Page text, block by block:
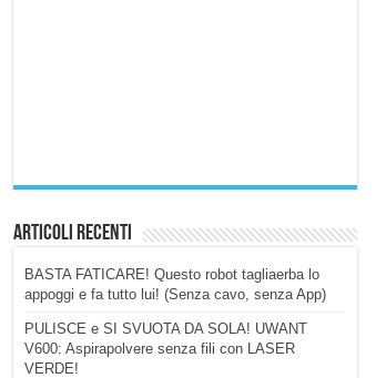
Articoli Recenti
BASTA FATICARE! Questo robot tagliaerba lo
appoggi e fa tutto lui! (Senza cavo, senza App)
PULISCE e SI SVUOTA DA SOLA! UWANT
V600: Aspirapolvere senza fili con LASER
VERDE!